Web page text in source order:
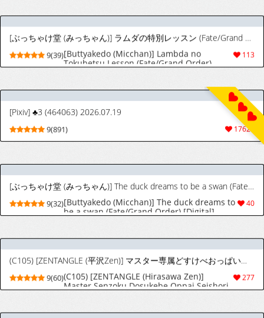
[ぶっちゃけ堂 (みっちゃん)] The duck dreams to be a swan (Fate/Grand Order) [DL版]
9(32) [Buttyakedo (Micchan)] The duck dreams to
be a swan (Fate/Grand Order) [Digital]
277
9(60)(C105) [ZENTANGLE (Hirasawa Zen)]
Master Senzoku Dosukebe Oppai Seishori
Servant | 마스터 전속 개변태 가슴 성처리 서
번트 (Fate/Grand Order) [Korean]
[ohkohaku] Taking Care Of A Dying Servant (Fate/Grand Order) [English]
[ohkohaku] Taking Care Of A Dying Servant (Fate/Grand Order) [English]
54
4(29)
[4UU] 身体の相性が良すぎた2人❤︎ (Fate/Grand Order) [スペイン翻訳]
57
9(17)[4UU] Karada no Aishou ga Yosugita Futari
❤︎ | Dos personas con una química corporal
demasiado buena❤︎ (Fate/Grand Order)
[Spanish] [ToniRapsody] [Digital]